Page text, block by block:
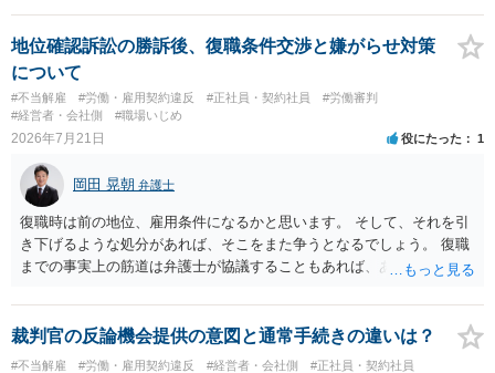
地位確認訴訟の勝訴後、復職条件交渉と嫌がらせ対策
について
#不当解雇 #労働・雇用契約違反 #正社員・契約社員
#労働審判
#経営者・会社側
#職場いじめ
2026年7月21日 役にたった 1
岡田 晃朝 弁護士
復職時は前の地位、雇用条件になるかと思います。 そして、それを引
き下げるような処分があれば、そこをまた争うとなるでしょう。 復職
までの事実上の筋道は弁護士が協議することもあれば、あなたがご自
ょうから、別途費用が発生することもありますが、出勤日時の設定く
らいならサービスでしてくれるかもしれません。
裁判官の反論機会提供の意図と通常手続きの違いは？
#不当解雇 #労働・雇用契約違反 #経営者・会社側 #正社員・契約社員